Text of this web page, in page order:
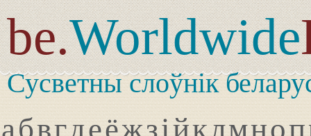
be.Worldwide
Сусветны слоўнік
абвгдеёжзійклмноп